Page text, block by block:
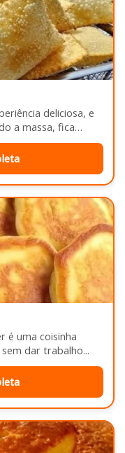
deliciosa, e
a massa, fica
é uma coisinha
dar trabalho...